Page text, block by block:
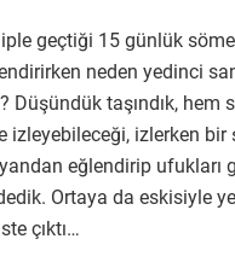
iple geçtiği 15 günlük
neden yedinci
Düşündük taşındık, hem
izleyebileceği, izlerken bir
eğlendirip ufukları
Ortaya da eskisiyle
çıktı…